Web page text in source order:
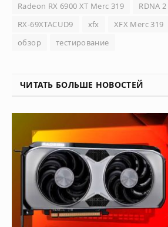
Radeon RX 6900 XT Merc 319
RDNA 2
RX-69XTACUD9
xfx XFX Merc 319
обзор
тестирование
ЧИТАТЬ БОЛЬШЕ НОВОСТЕЙ